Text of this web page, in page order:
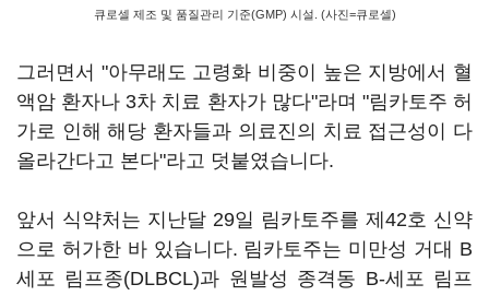
큐로셀 제조 및 품질관리 기준(GMP) 시설. (사진=큐로셀)
그러면서 "아무래도 고령화 비중이 높은 지방에서 혈
액암 환자나 3차 치료 환자가 많다"라며 "림카토주 허
가로 인해 해당 환자들과 의료진의 치료 접근성이 다
올라간다고 본다"라고 덧붙였습니다.
앞서 식약처는 지난달 29일 림카토주를 제42호 신약
으로 허가한 바 있습니다. 림카토주는 미만성 거대 B
세포 림프종(DLBCL)과 원발성 종격동 B-세포 림프